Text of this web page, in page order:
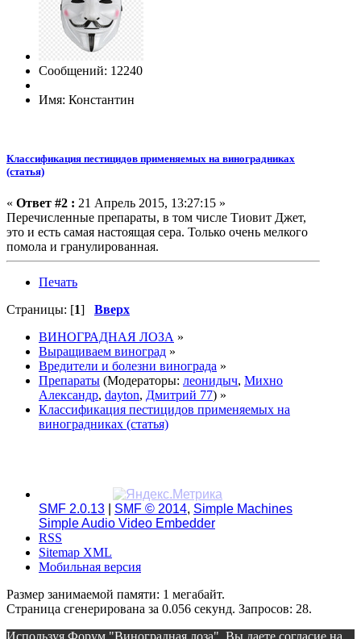
Сообщений: 12240
Имя: Константин
Классификация пестицидов применяемых на виноградниках
(статья)
« Ответ #2 : 21 Апрель 2015, 13:27:15 »
Перечисленные препараты, в том числе Тиовит Джет,
это и есть самая настоящая сера. Только очень мелкого
помола и гранулированная.
Печать
Страницы: [1] Вверх
ВИНОГРАДНАЯ ЛОЗА »
Выращиваем виноград »
Вредители и болезни винограда »
Препараты (Модераторы: леонидыч, Михно
Александр, dayton, Дмитрий 77) »
Классификация пестицидов применяемых на
виноградниках (статья)
SMF 2.0.13 SMF © 2014, Simple Machines
Simple Audio Video Embedder
RSS
Sitemap XML
Мобильная версия
Размер занимаемой памяти: 1 мегабайт.
Страница сгенерирована за 0.056 секунд. Запросов: 28.